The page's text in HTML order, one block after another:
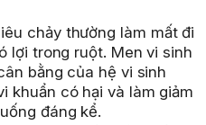
chảy thường làm mất đi
lợi trong ruột. Men vi sinh
bằng của hệ vi sinh
khuẩn có hại và làm giảm
đáng kể.